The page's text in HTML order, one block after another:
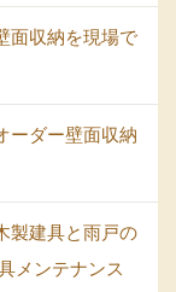
面収納を現場で
ーダー壁面収納
製建具と雨戸の
メンテナンス